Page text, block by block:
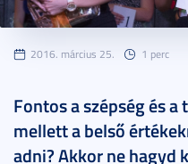
2016. március 25. 1 perc
Fontos a szépség és
mellett a belső
adni? Akkor ne hagyd